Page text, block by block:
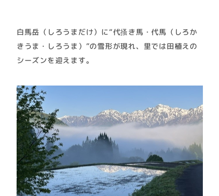
白馬岳（しろうまだけ）に“代搔き馬・代馬（しろか
きうま・しろうま）”の雪形が現れ、里では田植えの
シーズンを迎えます。